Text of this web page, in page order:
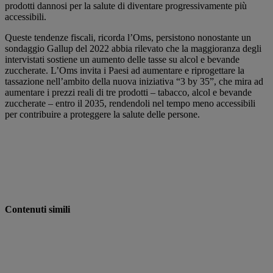
prodotti dannosi per la salute di diventare progressivamente più
accessibili.
Queste tendenze fiscali, ricorda l’Oms, persistono nonostante un
sondaggio Gallup del 2022 abbia rilevato che la maggioranza degli
intervistati sostiene un aumento delle tasse su alcol e bevande
zuccherate. L’Oms invita i Paesi ad aumentare e riprogettare la
tassazione nell’ambito della nuova iniziativa “3 by 35”, che mira ad
aumentare i prezzi reali di tre prodotti – tabacco, alcol e bevande
zuccherate – entro il 2035, rendendoli nel tempo meno accessibili
per contribuire a proteggere la salute delle persone.
Contenuti simili